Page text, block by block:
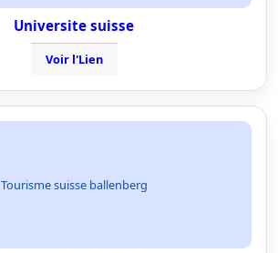
Universite suisse
Voir l'Lien
Tourisme suisse ballenberg